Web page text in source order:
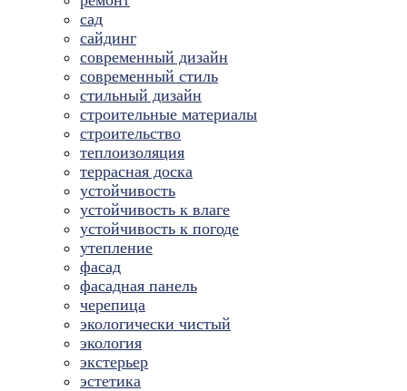
сад
сайдинг
современный дизайн
современный стиль
стильный дизайн
строительные материалы
строительство
теплоизоляция
террасная доска
устойчивость
устойчивость к влаге
устойчивость к погоде
утепление
фасад
фасадная панель
черепица
экологически чистый
экология
экстерьер
эстетика